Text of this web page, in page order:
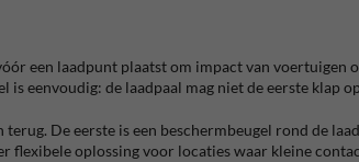
een laadpunt plaatst om impact van voertuigen
eenvoudig: de laadpaal mag niet de eerste
De eerste is een beschermbeugel rond de
flexibele oplossing voor locaties waar kleine